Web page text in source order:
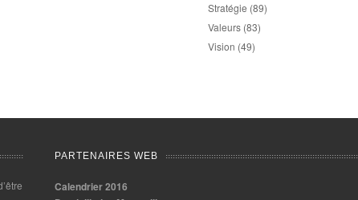
Stratégie (89)
Valeurs (83)
Vision (49)
PARTENAIRES WEB
Calendrier 2016